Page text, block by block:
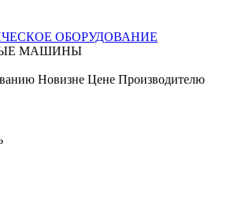
ОБОРУДОВАНИЕ
МАШИНЫ
Новизне Цене Производителю